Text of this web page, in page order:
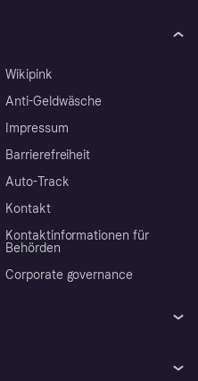
Wikipink
Anti-Geldwäsche
Impressum
Barrierefreiheit
Auto-Track
Kontakt
Kontaktinformationen für
Behörden
Corporate governance